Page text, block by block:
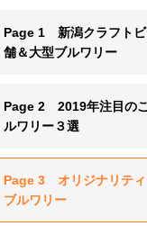
Page 1 新潟クラフトビ
舗＆大型ブルワリー
Page 2 2019年注目の
ルワリー３選
Page 3 オリジナリティ
ブルワリー